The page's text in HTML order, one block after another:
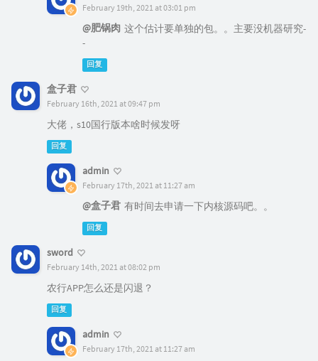
February 19th, 2021 at 03:01 pm
@肥锅肉 这个估计要单独的包。。主要没机器研究-
-
回复
盒子君
February 16th, 2021 at 09:47 pm
大佬，s10国行版本啥时候发呀
回复
admin
February 17th, 2021 at 11:27 am
@盒子君 有时间去申请一下内核源码吧。。
回复
sword
February 14th, 2021 at 08:02 pm
农行APP怎么还是闪退？
回复
admin
February 17th, 2021 at 11:27 am